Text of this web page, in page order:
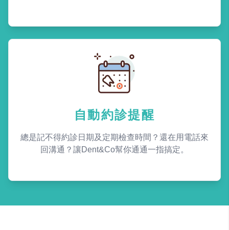
自動約診提醒
總是記不得約診日期及定期檢查時間？還在用電話來
回溝通？讓Dent&Co幫你通通一指搞定。